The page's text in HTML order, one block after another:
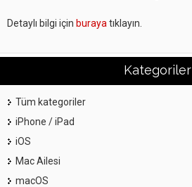
Detaylı bilgi için buraya tıklayın.
Kategoriler
Tüm kategoriler
iPhone / iPad
iOS
Mac Ailesi
macOS